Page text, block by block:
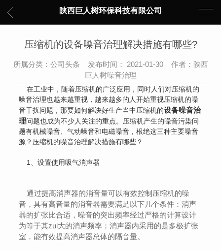
陕西巨人树环保科技有限公司
压缩机的设备噪音治理解决措施有哪些?
所属分类：公司头条 发布时间： 2021-01-30 作者：陕西
巨人树噪音治理
在工业中，随着压缩机的广泛应用，同时人们对压缩机的
噪音治理也越来越重视，越来越多的人开始重视压缩机的噪
音干扰问题，那要如何解决好生产当中压缩机的设备噪音治
理问题也成为不少人关注的重点。压缩机产生的噪音污染问
题有机械噪音、气动噪音和电磁噪音，根绝这三种主要噪音
源？压缩机的噪音治理解决措施有哪些？
1、设置使用吸气消声器
通过提高消声器的消音量可以有效控制压缩机的噪
音，具有高音量的消音器需要满足以下几个条件：消声
器的扩张比合适，噪音的突出频率经过严格的计算设计
为等于其zui大的消声频率；消声器内采用的是多极扩张
室，能有效提高消声器总体的隔音量。